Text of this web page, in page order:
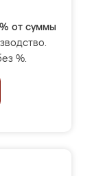
от суммы
%.